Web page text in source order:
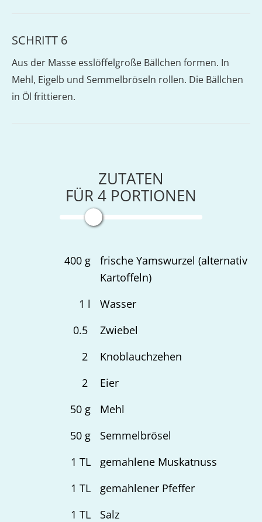
SCHRITT 6
Aus der Masse esslöffelgroße Bällchen formen. In
Mehl, Eigelb und Semmelbröseln rollen. Die Bällchen
in Öl frittieren.
ZUTATEN
FÜR4 PORTIONEN
400g
frische Yamswurzel (alternativ
Kartoffeln)
1 l
Wasser
0.5
Zwiebel
2
Knoblauchzehen
2
Eier
50g
Mehl
50g
Semmelbrösel
1 TL
gemahlene Muskatnuss
1 TL
gemahlener Pfeffer
1 TL
Salz